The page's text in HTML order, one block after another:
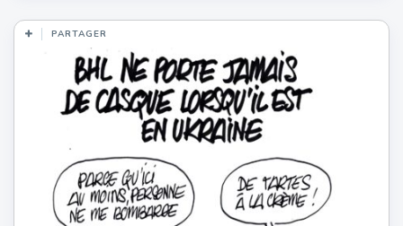
PARTAGER